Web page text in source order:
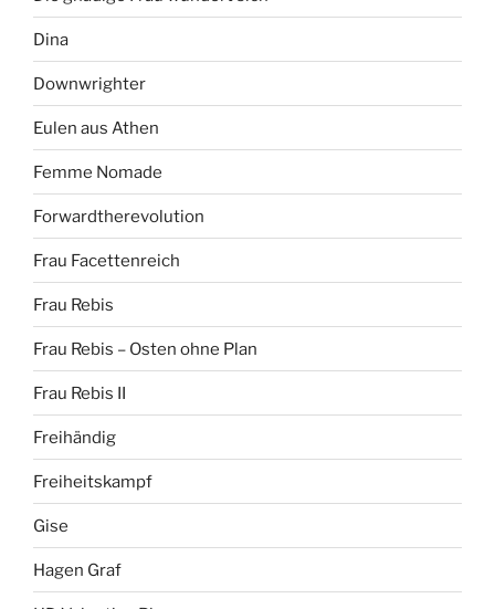
Dina
Downwrighter
Eulen aus Athen
Femme Nomade
Forwardtherevolution
Frau Facettenreich
Frau Rebis
Frau Rebis – Osten ohne Plan
Frau Rebis II
Freihändig
Freiheitskampf
Gise
Hagen Graf